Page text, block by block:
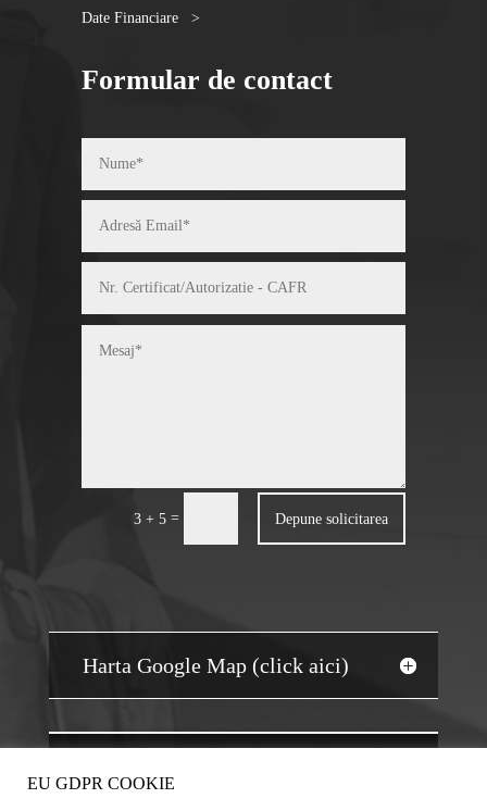
Date Financiare >
Formular de contact
3 + 5 = Depune solicitarea
Harta Google Map (click aici)
EU GDPR COOKIE